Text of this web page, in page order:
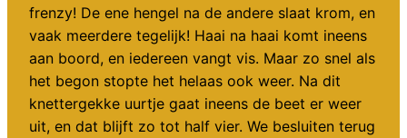
frenzy! De ene hengel na de andere slaat krom, en
vaak meerdere tegelijk! Haai na haai komt ineens
aan boord, en iedereen vangt vis. Maar zo snel als
het begon stopte het helaas ook weer. Na dit
knettergekke uurtje gaat ineens de beet er weer
uit, en dat blijft zo tot half vier. We besluiten terug